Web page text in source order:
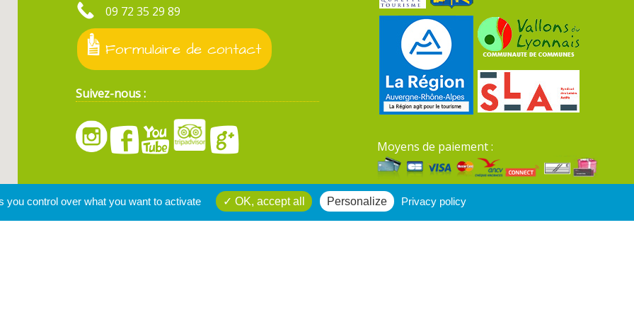
09 72 35 29 89
Formulaire de contact
Suivez-nous :
Moyens de paiement :
Mentions légales du site
you control over what you want to activate OK, accept all Personalize Privacy policy